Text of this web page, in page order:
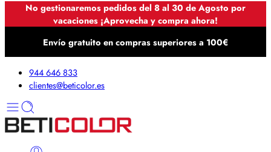
No gestionaremos pedidos del 8 al 30 de Agosto por
vacaciones ¡Aprovecha y compra ahora!
Envío gratuito en compras superiores a 100€
944 646 833
clientes@beticolor.es